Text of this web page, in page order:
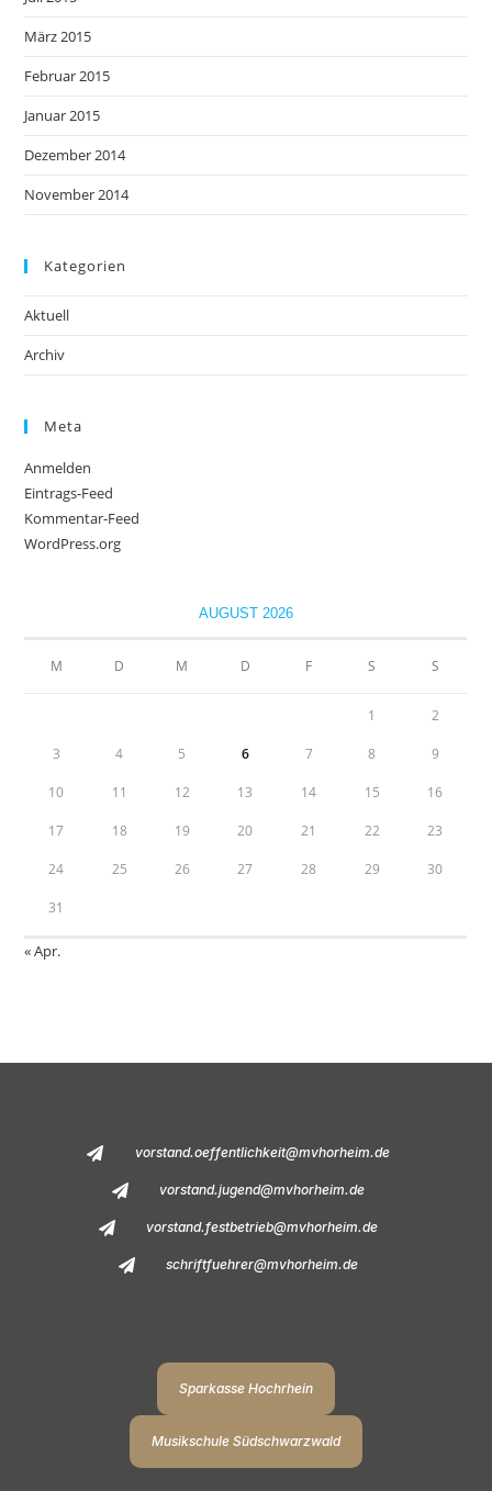
März 2015
Februar 2015
Januar 2015
Dezember 2014
November 2014
Kategorien
Aktuell
Archiv
Meta
Anmelden
Eintrags-Feed
Kommentar-Feed
WordPress.org
AUGUST 2026
M D M D F S S
1 2
3 4 5 6 7 8 9
10 11 12 13 14 15 16
17 18 19 20 21 22 23
24 25 26 27 28 29 30
31
« Apr.
vorstand.oeffentlichkeit@mvhorheim.de
vorstand.jugend@mvhorheim.de
vorstand.festbetrieb@mvhorheim.de
schriftfuehrer@mvhorheim.de
Sparkasse Hochrhein
Musikschule Südschwarzwald